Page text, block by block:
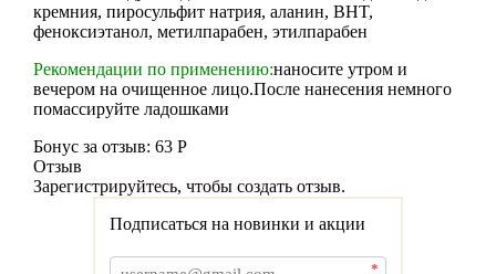
кремния, пиросульфит натрия, аланин, BHT,
феноксиэтанол, метилпарабен, этилпарабен
Рекомендации по применению:наносите утром и
вечером на очищенное лицо.После нанесения немного
помассируйте ладошками
Бонус за отзыв: 63 Р
Отзыв
Зарегистрируйтесь, чтобы создать отзыв.
Подписаться на новинки и акции
*